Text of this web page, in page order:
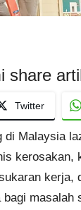
share
Twitter
di Malaysia
kerosakan,
kerja,
masalah